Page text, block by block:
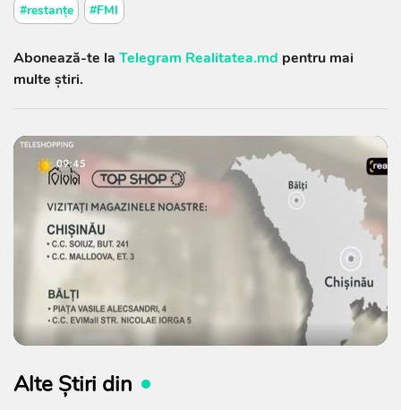
#restanțe #FMI
Abonează-te la Telegram Realitatea.md pentru mai
multe știri.
Alte Știri din